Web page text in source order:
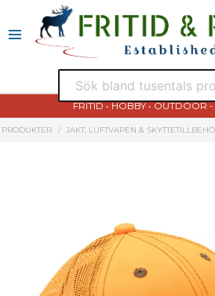
FRITID • HOBBY • OUTDOOR
PRODUKTER JAKT, LUFTVAPEN &